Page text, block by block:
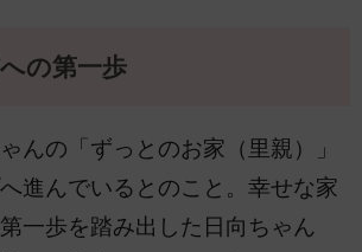
の第一歩
んの「ずっとのお家（里親）」
進んでいるとのこと。幸せな家
一歩を踏み出した日向ちゃん